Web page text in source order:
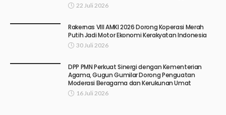
22 Juli 2026
Rakernas VIII AMKI 2026 Dorong Koperasi Merah
Putih Jadi Motor Ekonomi Kerakyatan Indonesia
30 Juli 2026
DPP PMN Perkuat Sinergi dengan Kementerian
Agama, Gugun Gumilar Dorong Penguatan
Moderasi Beragama dan Kerukunan Umat
16 Juli 2026